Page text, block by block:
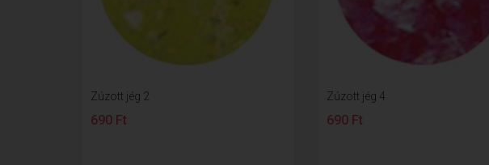
Zúzott jég 2
690 Ft
Zúzott jég 4
690 Ft